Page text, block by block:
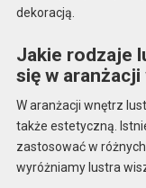
dekoracją.
Jakie rodzaje
się w
W aranżacji wnętrz
także estetyczną.
zastosować w
wyróżniamy lustra